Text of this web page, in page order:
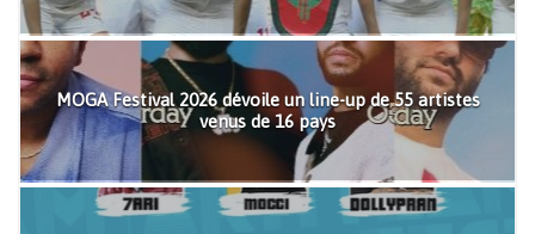
MOGA Festival 2026 dévoile un line-up de 55 artistes
venus de 16 pays